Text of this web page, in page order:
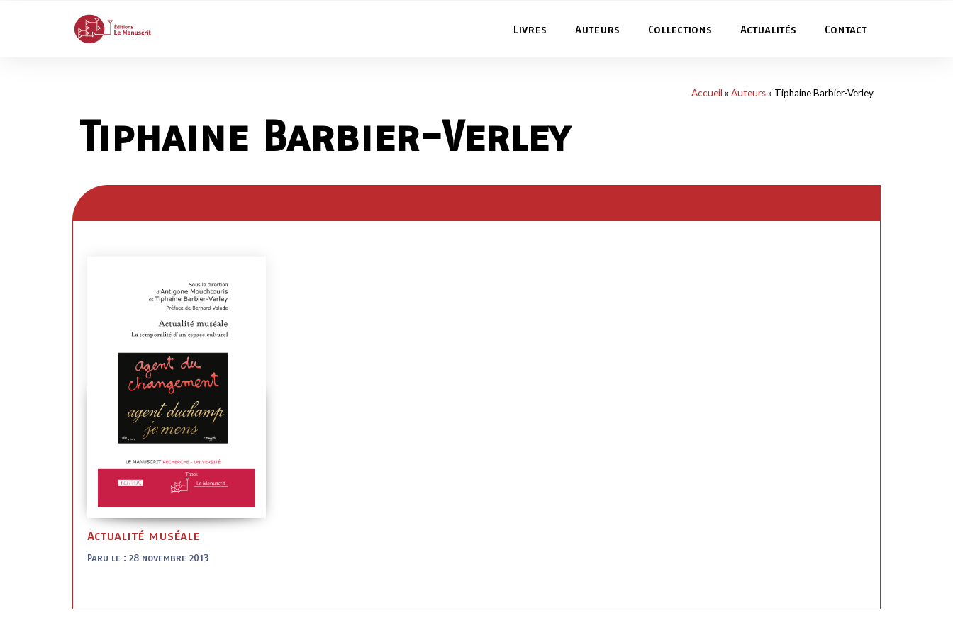
Livres Auteurs Collections Actualités Contact
Accueil » Auteurs» Tiphaine Barbier-Verley
Tiphaine Barbier-Verley
Actualité muséale
Paru le : 28 novembre 2013